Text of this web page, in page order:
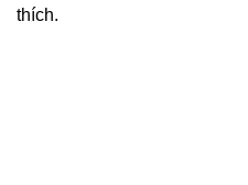
thích.